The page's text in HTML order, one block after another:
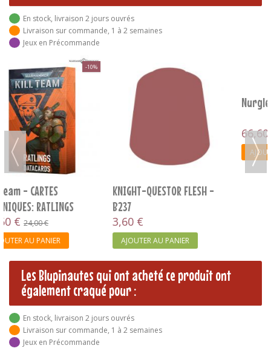
En stock, livraison 2 jours ouvrés
Livraison sur commande, 1 à 2 semaines
Jeux en Précommande
Nurgle V4 - LES PUSTULES
66,60 €74,00 €
AJOUTER AU PANIER
Nurgle V4 - TOME DE
AJOUTER AU PANIER
Les Blupinautes qui ont acheté ce produit ont
également craqué pour :
En stock, livraison 2 jours ouvrés
Livraison sur commande, 1 à 2 semaines
Jeux en Précommande